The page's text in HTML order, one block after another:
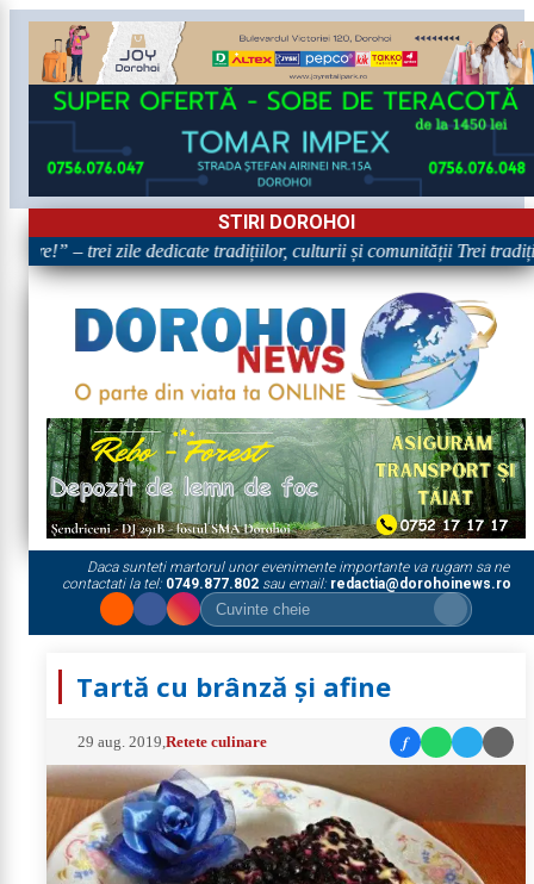
STIRI DOROHOI
– trei zile dedicate tradițiilor, culturii și comunității Trei
Daca sunteti martorul unor evenimente importante va rugam sa ne
contactati la tel: 0749.877.802sau email: redactia@dorohoinews.ro
Tartă cu brânză și afine
29 aug. 2019 ,Retete culinare f